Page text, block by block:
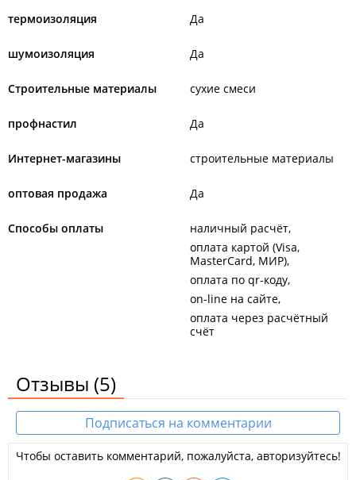
термоизоляция Да
шумоизоляция Да
Строительные материалы сухие смеси
профнастил Да
Интернет-магазины строительные материалы
оптовая продажа Да
Способы оплаты
наличный расчёт
оплата картой (Visa,
MasterCard, МИР)
оплата по qr-коду
on-line на сайте
оплата через расчётный
счёт
Отзывы (5)
Подписаться на комментарии
Чтобы оставить комментарий, пожалуйста, авторизуйтесь!